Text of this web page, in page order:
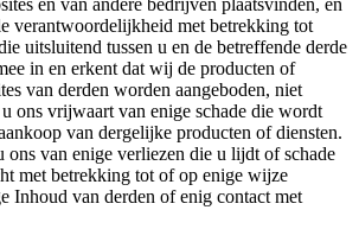
verantwoordelijkheid met betrekking tot
uitsluitend tussen u en de betreffende derde
in en erkent dat wij de producten of
van derden worden aangeboden, niet
ons vrijwaart van enige schade die wordt
van dergelijke producten of diensten.
van enige verliezen die u lijdt of schade
met betrekking tot of op enige wijze
Inhoud van derden of enig contact met